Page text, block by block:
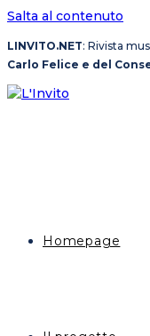
Salta al contenuto
LINVITO.NET: Rivista
Carlo Felice e del
Homepage